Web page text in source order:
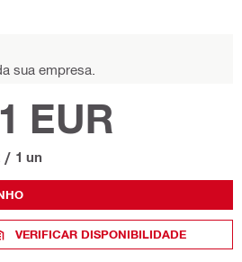
sua empresa.
EUR
/ 1 un
VERIFICAR DISPONIBILIDADE